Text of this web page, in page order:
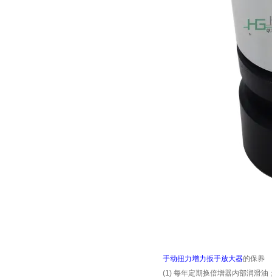
手动扭力增力扳手放大器的保养
(1) 每年定期换倍增器内部润滑油